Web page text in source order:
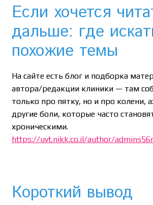
Если хочется
дальше: где
похожие темы
На сайте есть блог и подборка
автора/редакции клиники — там
только про пятку, но и про колени,
другие боли, которые часто
хроническими.
https://uvt.nikk.co.il/author/
Короткий вывод